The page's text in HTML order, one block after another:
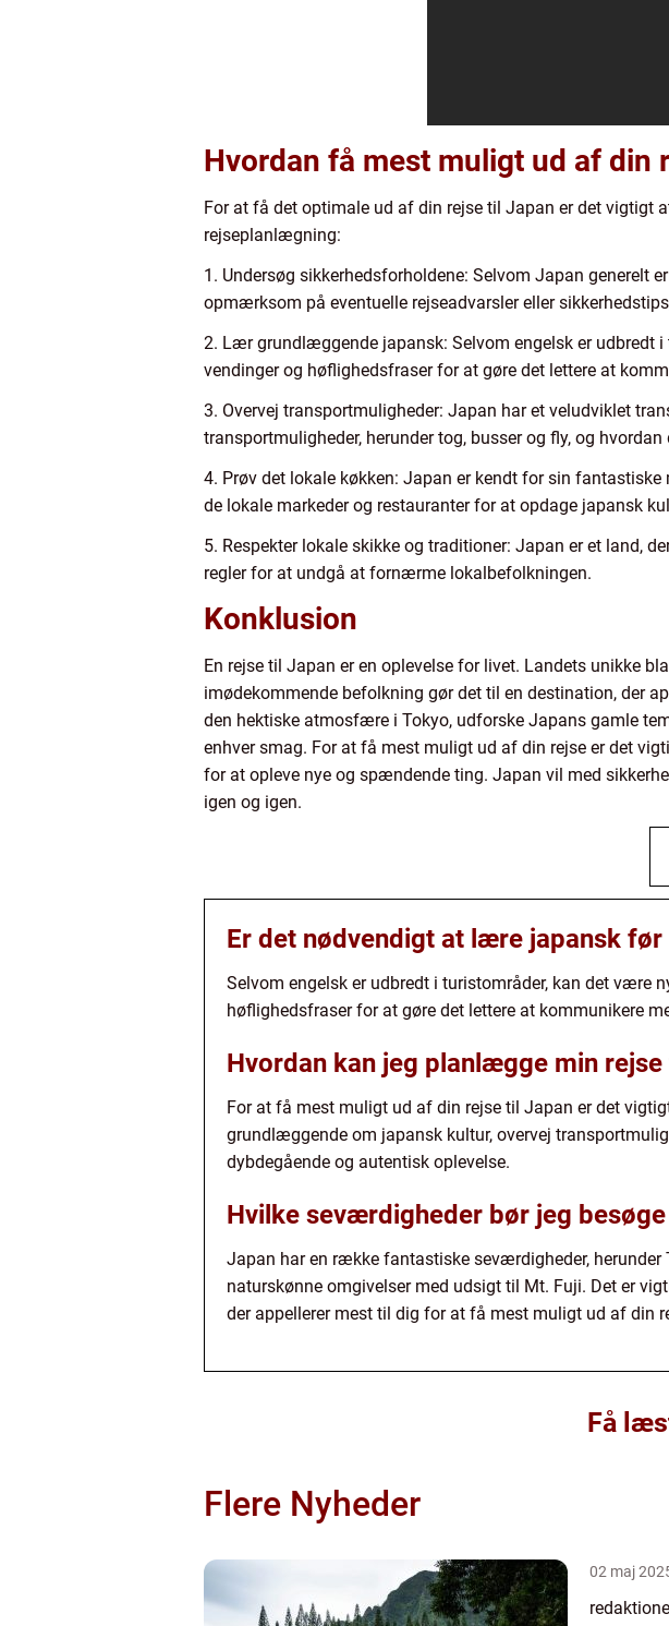
Hvordan få mest muligt ud af din
For at få det optimale ud af din rejse til Japan er det vigtigt
rejseplanlægning:
1. Undersøg sikkerhedsforholdene: Selvom Japan generelt
opmærksom på eventuelle rejseadvarsler eller
2. Lær grundlæggende japansk: Selvom engelsk er
vendinger og høflighedsfraser for at gøre det lettere at
3. Overvej transportmuligheder: Japan har et veludviklet
transportmuligheder, herunder tog, busser og fly, og
4. Prøv det lokale køkken: Japan er kendt for sin
de lokale markeder og restauranter for at opdage japansk
5. Respekter lokale skikke og traditioner: Japan er et land,
regler for at undgå at fornærme lokalbefolkningen.
Konklusion
En rejse til Japan er en oplevelse for livet. Landets unikke
imødekommende befolkning gør det til en destination, der
den hektiske atmosfære i Tokyo, udforske Japans gamle
enhver smag. For at få mest muligt ud af din rejse er det
for at opleve nye og spændende ting. Japan vil med
igen og igen.
Er det nødvendigt at lære japansk før
Selvom engelsk er udbredt i turistområder, kan det
høflighedsfraser for at gøre det lettere at kommunikere
Hvordan kan jeg planlægge min
For at få mest muligt ud af din rejse til Japan er det
grundlæggende om japansk kultur, overvej
dybdegående og autentisk oplevelse.
Hvilke seværdigheder bør jeg
Japan har en række fantastiske seværdigheder,
naturskønne omgivelser med udsigt til Mt. Fuji. Det er
der appellerer mest til dig for at få mest muligt ud af din
Få
Flere Nyheder
02 maj